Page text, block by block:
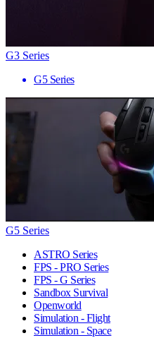
G3 Series
G5 Series
G5 Series
ASTRO Series
FPS - PRO Series
FPS - G Series
Sandbox Survival
Openworld
Simulation - Flight
Simulation - Space